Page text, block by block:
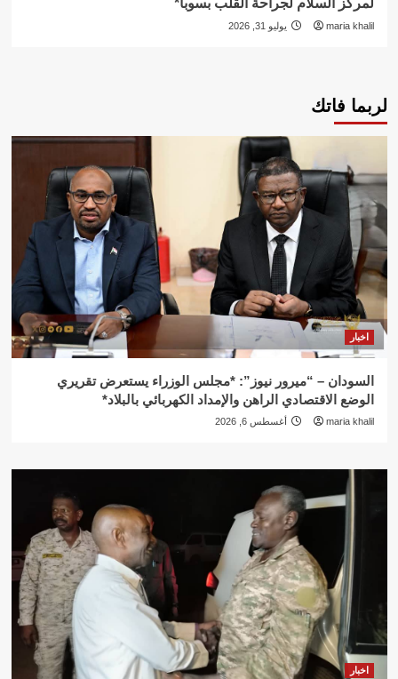
maria khalil يوليو 31, 2026
لربما فاتك
اخبار
السودان – “ميرور نيوز”: *مجلس الوزراء يستعرض تقريري
الوضع الاقتصادي الراهن والإمداد الكهربائي بالبلاد*
maria khalil أغسطس 6, 2026
اخبار